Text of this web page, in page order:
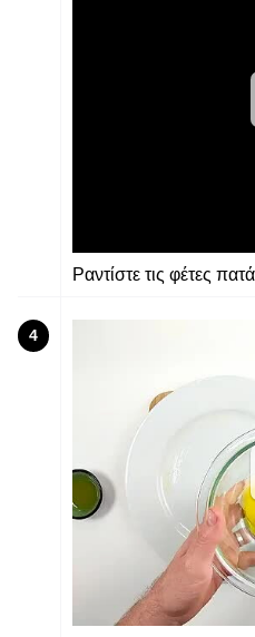
Ραντίστε τις φέτες
4